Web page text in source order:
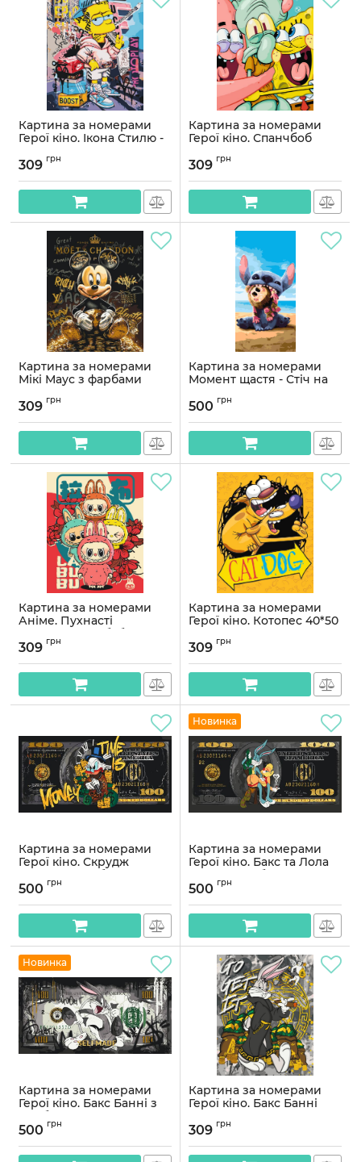
Картина за номерами
Герої кіно. Ікона Стилю -
Орігамі LW 3501
Артикул:LW3501
309 грн
Картина за номерами
Герої кіно. Спанчбоб
Артикул:
309 грн
Картина за номерами
Мікі Маус з фарбами
LW 3493
Артикул:LW3493
309 грн
Картина за номерами
Момент щастя - Стіч на
LW 5144
Артикул:LW5144
500 грн
Картина за номерами
Аніме. Пухнасті
монстрики Лабубу 40*50
см Орігамі LW 3502
Артикул:LW3502
309 грн
Картина за номерами
Герої кіно. Котопес 40*50
Артикул:
309 грн
Картина за номерами
Герої кіно. Скрудж
Макдак з фарбами
металік 40*80 см Орігамі
Артикул:LW5124
500 грн
Новинка
Картина за номерами
Герої кіно. Бакс та Лола
Банні з фарбами металік
40*80 см Орігамі LW 5123
Артикул:LW5123
500 грн
Новинка
Картина за номерами
Герої кіно. Бакс Банні з
фарбами металік 40*80
см Орігамі LW 5122
Артикул:LW5122
500 грн
Картина за номерами
Герої кіно. Бакс Банні
Артикул:
309 грн